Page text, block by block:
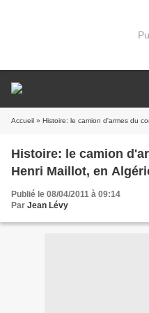
Accueil » Histoire: le camion d'armes du
Histoire: le camion
Henri Maillot, en
Publié le 08/04/2011 à 09:14
Par Jean Lévy